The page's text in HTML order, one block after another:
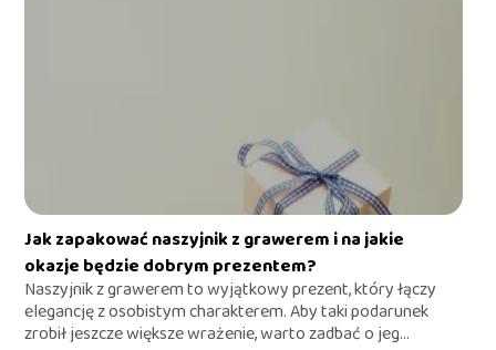
Jak zapakować naszyjnik z grawerem i na jakie
okazje będzie dobrym prezentem?
Naszyjnik z grawerem to wyjątkowy prezent, który łączy
elegancję z osobistym charakterem. Aby taki podarunek
zrobił jeszcze większe wrażenie, warto zadbać o jeg...